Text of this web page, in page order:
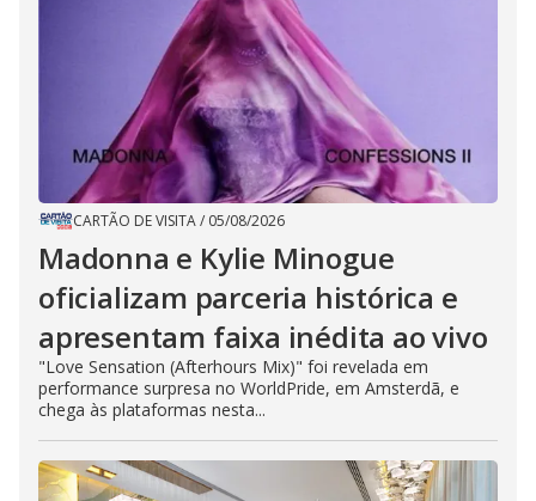
CARTÃO DE VISITA/ 05/08/2026
Madonna e Kylie Minogue
oficializam parceria histórica e
apresentam faixa inédita ao vivo
"Love Sensation (Afterhours Mix)" foi revelada em
performance surpresa no WorldPride, em Amsterdã, e
chega às plataformas nesta...